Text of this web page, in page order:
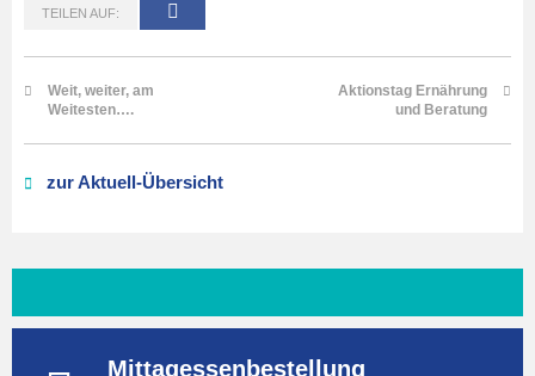
TEILEN AUF:
Weit, weiter, am
Weitesten….
Aktionstag Ernährung
und Beratung
zur Aktuell-Übersicht
Mittagessenbestellung